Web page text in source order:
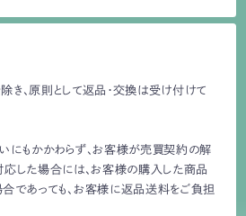
き、原則として返品・交換は受け付けて
にもかかわらず、お客様が売買契約の解
応した場合には、お客様の購入した商品
であっても、お客様に返品送料をご負担